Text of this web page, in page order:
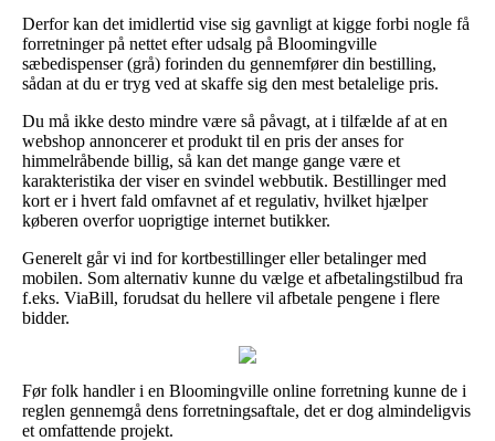
Derfor kan det imidlertid vise sig gavnligt at kigge forbi nogle få
forretninger på nettet efter udsalg på Bloomingville
sæbedispenser (grå) forinden du gennemfører din bestilling,
sådan at du er tryg ved at skaffe sig den mest betalelige pris.
Du må ikke desto mindre være så påvagt, at i tilfælde af at en
webshop annoncerer et produkt til en pris der anses for
himmelråbende billig, så kan det mange gange være et
karakteristika der viser en svindel webbutik. Bestillinger med
kort er i hvert fald omfavnet af et regulativ, hvilket hjælper
køberen overfor uoprigtige internet butikker.
Generelt går vi ind for kortbestillinger eller betalinger med
mobilen. Som alternativ kunne du vælge et afbetalingstilbud fra
f.eks. ViaBill, forudsat du hellere vil afbetale pengene i flere
bidder.
Før folk handler i en Bloomingville online forretning kunne de i
reglen gennemgå dens forretningsaftale, det er dog almindeligvis
et omfattende projekt.